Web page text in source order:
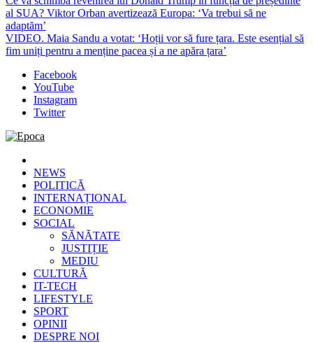
al SUA? Viktor Orban avertizează Europa: ‘Va trebui să ne
adaptăm’
VIDEO. Maia Sandu a votat: ‘Hoții vor să fure țara. Este esențial să
fim uniți pentru a menține pacea și a ne apăra țara’
Facebook
YouTube
Instagram
Twitter
Epoca
Cele mai noi știri online din România
NEWS
POLITICĂ
INTERNAȚIONAL
ECONOMIE
SOCIAL
SĂNĂTATE
JUSTIȚIE
MEDIU
CULTURĂ
IT-TECH
LIFESTYLE
SPORT
OPINII
DESPRE NOI